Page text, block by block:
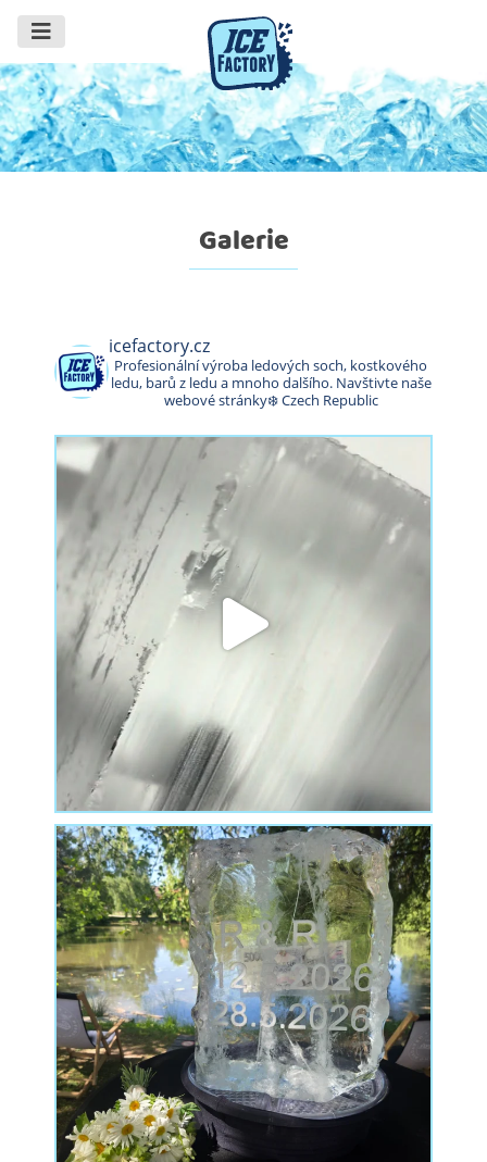
Galerie
icefactory.cz
Profesionální výroba ledových soch, kostkového
ledu, barů z ledu a mnoho dalšího. Navštivte naše
webové stránky❄️Czech Republic